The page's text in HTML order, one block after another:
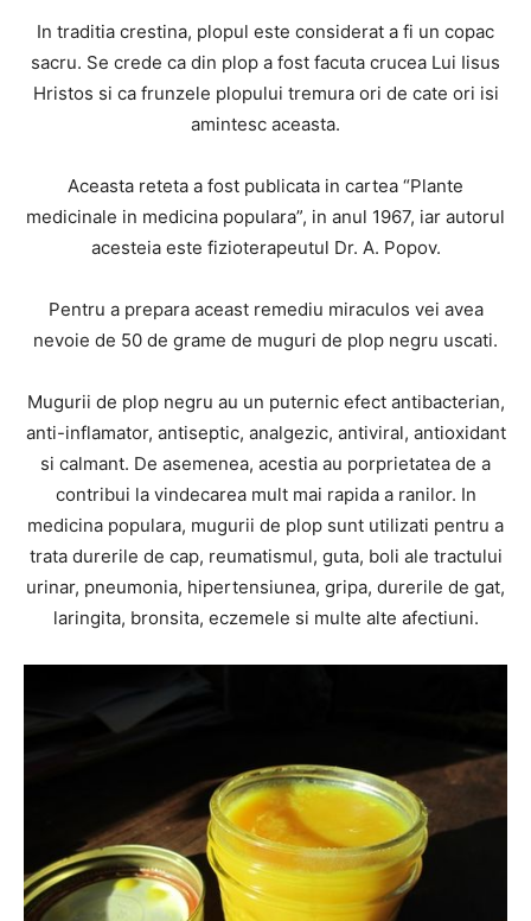
In traditia crestina, plopul este considerat a fi un copac
sacru. Se crede ca din plop a fost facuta crucea Lui Iisus
Hristos si ca frunzele plopului tremura ori de cate ori isi
amintesc aceasta.
Aceasta reteta a fost publicata in cartea “Plante
medicinale in medicina populara”, in anul 1967, iar autorul
acesteia este fizioterapeutul Dr. A. Popov.
Pentru a prepara aceast remediu miraculos vei avea
nevoie de 50 de grame de muguri de plop negru uscati.
Mugurii de plop negru au un puternic efect antibacterian,
anti-inflamator, antiseptic, analgezic, antiviral, antioxidant
si calmant. De asemenea, acestia au porprietatea de a
contribui la vindecarea mult mai rapida a ranilor. In
medicina populara, mugurii de plop sunt utilizati pentru a
trata durerile de cap, reumatismul, guta, boli ale tractului
urinar, pneumonia, hipertensiunea, gripa, durerile de gat,
laringita, bronsita, eczemele si multe alte afectiuni.